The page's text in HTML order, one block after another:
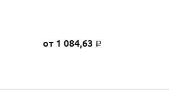
от 1 084,63 Р